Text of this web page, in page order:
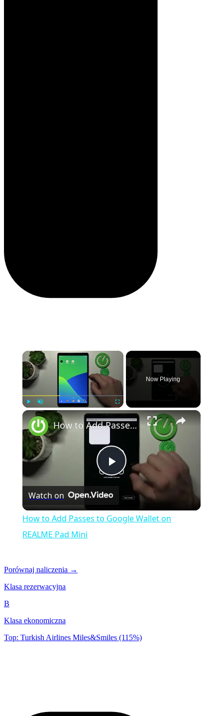
×
Play Unmute Fullscreen
Now Playing
×
Play
Video
How to Add Passes to Google Wallet on REALME Pad Mini
Watch on
How to Add Passes to Google Wallet on
REALME Pad Mini
Porównaj naliczenia →
Klasa rezerwacyjna
B
Klasa ekonomiczna
Top: Turkish Airlines Miles&Smiles (115%)